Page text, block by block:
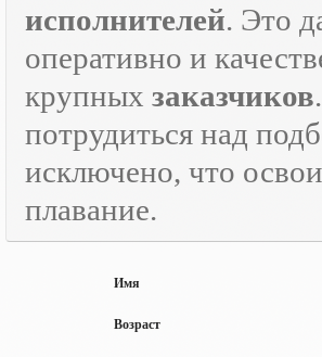
исполнителей. Это
оперативно и
крупных заказчиков
потрудиться над
исключено, что
плавание.
Имя
Возраст